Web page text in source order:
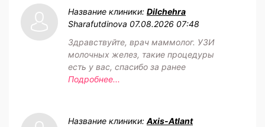
Название клиники: Dilchehra
Sharafutdinova 07.08.2026 07:48
Здравствуйте, врач маммолог. УЗИ
молочных желез, такие процедуры
есть у вас, спасибо за ранее
Подробнее...
Название клиники: Axis-Atlant